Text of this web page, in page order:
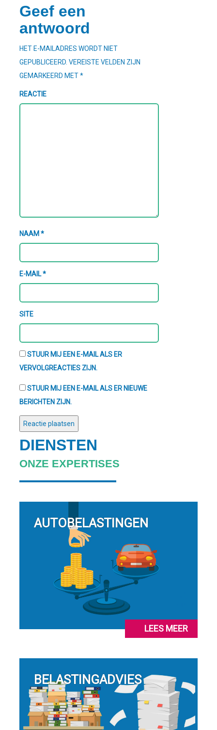
Geef een
antwoord
HET E-MAILADRES WORDT NIET
GEPUBLICEERD. VEREISTE VELDEN ZIJN
GEMARKEERD MET*
REACTIE
NAAM *
E-MAIL*
SITE
STUUR MIJ EEN E-MAIL ALS ER
VERVOLGREACTIES ZIJN.
STUUR MIJ EEN E-MAIL ALS ER NIEUWE
BERICHTEN ZIJN.
DIENSTEN
ONZE EXPERTISES
AUTOBELASTINGEN
LEES MEER
BELASTINGADVIES